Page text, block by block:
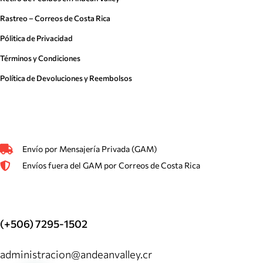
Rastreo – Correos de Costa Rica
Pólitica de Privacidad
Términos y Condiciones
Política de Devoluciones y Reembolsos
Envío por Mensajería Privada (GAM)
Envíos fuera del GAM por Correos de Costa Rica
(+506) 7295-1502
administracion@andeanvalley.cr